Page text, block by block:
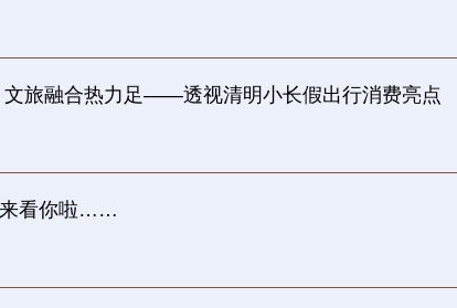
文旅融合热力足——透视清明小长假出行消费亮点
来看你啦……